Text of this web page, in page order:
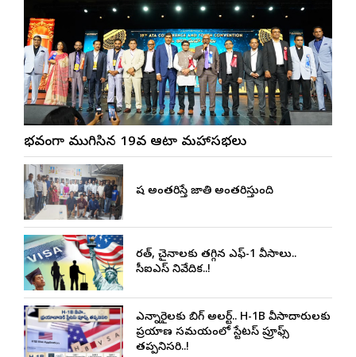
వైభవంగా ముగిసిన 19వ ఆటా మహాసభలు
భాష అంతరిస్తే జాతి అంతరిస్తుంది
భారత్, చైనాలకు తగ్గిన ఎఫ్-1 వీసాలు..
సీఐఎస్ నివేదిక..!
ఎన్నారైలకు బిగ్ అలర్ట్.. H-1B వీసాదారులకు
ప్రయాణ సమయంలో స్టేటస్ ప్రూఫ్స్
తప్పనిసరి..!